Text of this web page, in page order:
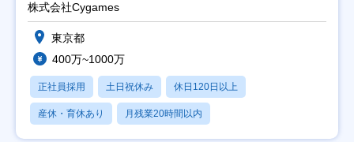
株式会社Cygames
東京都
400万~1000万
正社員採用 土日祝休み 休日120日以上
産休・育休あり 月残業20時間以内